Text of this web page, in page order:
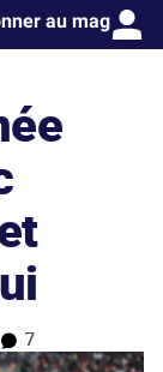
au mag
7